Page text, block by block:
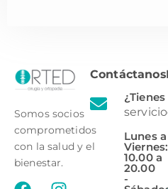
Somos socios
comprometidos
con la salud y el
bienestar.
Contáctanos
Lunes a
Viernes:
10.00 a
20.00
-